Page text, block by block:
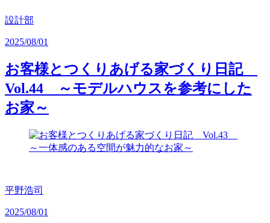
設計部
2025/08/01
お客様とつくりあげる家づくり日記
Vol.44 ～モデルハウスを参考にした
お家～
平野浩司
2025/08/01